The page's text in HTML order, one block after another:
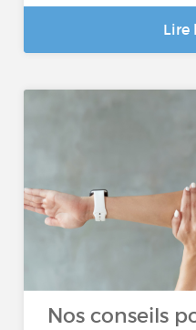
Lire
Nos conseils